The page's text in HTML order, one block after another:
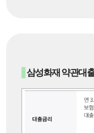
삼성화재 약관대